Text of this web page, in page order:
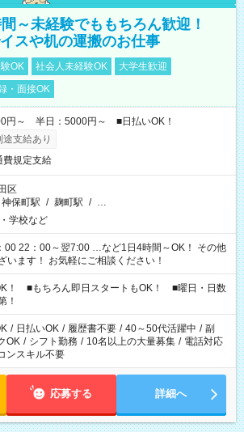
～未経験でももちろん歓迎！
スや机の運搬のお仕事
OK 社会人未経験OK
大学生歓迎
・面接OK
円～ 半日：5000円～ ■日払いOK！
支給あり
費規定支給
区
神保町駅 / 麹町駅 / …
学校など
22：00～翌7:00 …など1日4時間～OK！ その他
います！ お気軽にご相談ください！
！ ■もちろん即日スタートもOK！ ■曜日・日数
！
/ 日払いOK / 履歴書不要 / 40～50代活躍中 / 副
OK / シフト勤務 / 10名以上の大量募集 / 電話対応
ンスキル不要
応募する 詳細へ